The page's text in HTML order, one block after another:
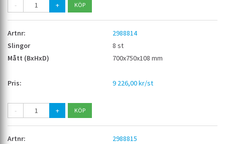
- +
2988814
8 st
700x750x108 mm
9 226,00 kr/st
- +
2988815